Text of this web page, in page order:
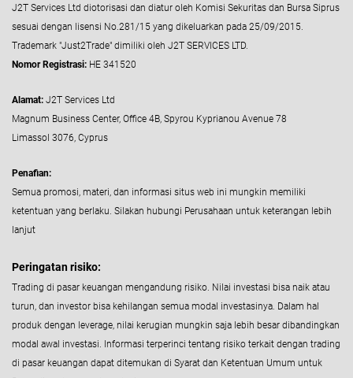
J2T Services Ltd diotorisasi dan diatur oleh Komisi Sekuritas dan Bursa Siprus
sesuai dengan lisensi No.281/15 yang dikeluarkan pada 25/09/2015.
Trademark "Just2Trade" dimiliki oleh J2T SERVICES LTD.
Nomor Registrasi: HE 341520
Alamat: J2T Services Ltd
Magnum Business Center, Office 4B, Spyrou Kyprianou Avenue 78
Limassol 3076, Cyprus
Penafian:
Semua promosi, materi, dan informasi situs web ini mungkin memiliki
ketentuan yang berlaku. Silakan hubungi Perusahaan untuk keterangan lebih
lanjut
Peringatan risiko:
Trading di pasar keuangan mengandung risiko. Nilai investasi bisa naik atau
turun, dan investor bisa kehilangan semua modal investasinya. Dalam hal
produk dengan leverage, nilai kerugian mungkin saja lebih besar dibandingkan
modal awal investasi. Informasi terperinci tentang risiko terkait dengan trading
di pasar keuangan dapat ditemukan di Syarat dan Ketentuan Umum untuk